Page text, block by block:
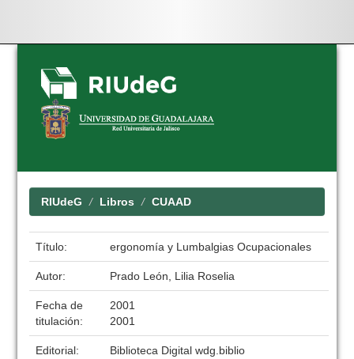
Skip
navigation
RIUdeG Libros CUAAD
Título: ergonomía y Lumbalgias Ocupacionales
Autor: Prado León, Lilia Roselia
Fecha de
titulación:
2001
2001
Editorial:
Biblioteca Digital wdg.biblio